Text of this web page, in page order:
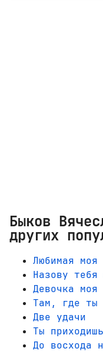
Быков
других
Любимая моя
Назову тебя
Девочка моя
Там, где ты
Две удачи
Ты
До восхода